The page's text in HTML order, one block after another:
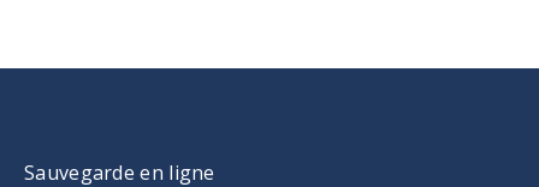
Sauvegarde en ligne